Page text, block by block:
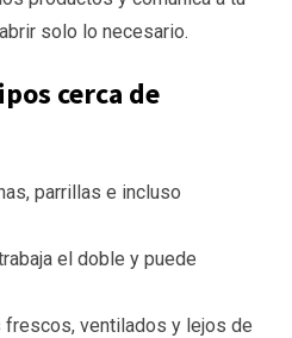
solo lo necesario.
cerca de
parrillas e incluso
el doble y puede
frescos, ventilados y lejos de